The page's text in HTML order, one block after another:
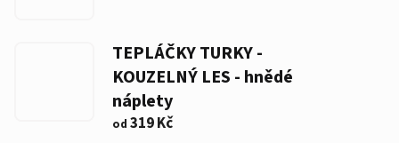
TEPLÁČKY TURKY -
KOUZELNÝ LES - hnědé
náplety
od 319 Kč